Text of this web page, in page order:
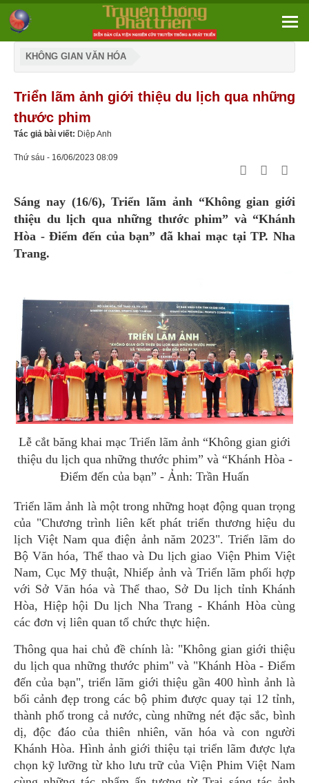
KHÔNG GIAN VĂN HÓA
Triển lãm ảnh giới thiệu du lịch qua những
thước phim
Tác giả bài viết: Diệp Anh
Thứ sáu - 16/06/2023 08:09
Sáng nay (16/6), Triển lãm ảnh “Không gian giới
thiệu du lịch qua những thước phim” và “Khánh
Hòa - Điểm đến của bạn” đã khai mạc tại TP. Nha
Trang.
Lễ cắt băng khai mạc Triển lãm ảnh “Không gian giới
thiệu du lịch qua những thước phim” và “Khánh Hòa -
Điểm đến của bạn” - Ảnh: Trần Huấn
Triển lãm ảnh là một trong những hoạt động quan trọng
của "Chương trình liên kết phát triển thương hiệu du
lịch Việt Nam qua điện ảnh năm 2023". Triển lãm do
Bộ Văn hóa, Thể thao và Du lịch giao Viện Phim Việt
Nam, Cục Mỹ thuật, Nhiếp ảnh và Triển lãm phối hợp
với Sở Văn hóa và Thể thao, Sở Du lịch tỉnh Khánh
Hòa, Hiệp hội Du lịch Nha Trang - Khánh Hòa cùng
các đơn vị liên quan tổ chức thực hiện.
Thông qua hai chủ đề chính là: "Không gian giới thiệu
du lịch qua những thước phim" và "Khánh Hòa - Điểm
đến của bạn", triển lãm giới thiệu gần 400 hình ảnh là
bối cảnh đẹp trong các bộ phim được quay tại 12 tỉnh,
thành phố trong cả nước, cùng những nét đặc sắc, bình
dị, độc đáo của thiên nhiên, văn hóa và con người
Khánh Hòa. Hình ảnh giới thiệu tại triển lãm được lựa
chọn kỹ lưỡng từ kho lưu trữ của Viện Phim Việt Nam